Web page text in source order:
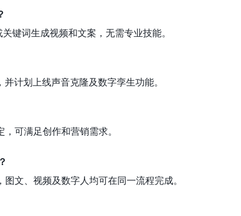
键词生成视频和文案，无需专业技能。
计划上线声音克隆及数字孪生功能。
可满足创作和营销需求。
文、视频及数字人均可在同一流程完成。